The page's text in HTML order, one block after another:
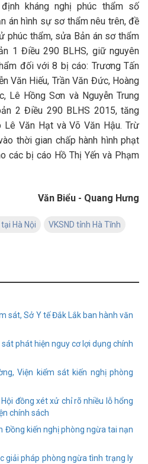
kháng nghị phúc thẩm số
án hình sự sơ thẩm nêu trên, đề
phúc thẩm, sửa Bản án sơ thẩm
1 Điều 290 BLHS, giữ nguyên
đối với 8 bị cáo: Trương Tấn
Văn Hiếu, Trần Văn Đức, Hoàng
Lê Hồng Sơn và Nguyễn Trung
2 Điều 290 BLHS 2015, tăng
Văn Hạt và Võ Văn Hậu. Trừ
thời gian chấp hành hình phạt
các bị cáo Hồ Thị Yến và Phạm
Văn Biểu - Quang Hưng
Hà Nội VKSND tỉnh Hà Tĩnh
sát, Sở Y tế Đắk Lắk ban hành văn
phát hiện nguy cơ lợi dụng chính
Viện kiểm sát kiến nghị phòng
đồng xét xử chỉ rõ nhiều lỗ hổng
chính sách
Đồng kiến nghị phòng ngừa tai nạn
giải pháp phòng ngừa tình trạng ly